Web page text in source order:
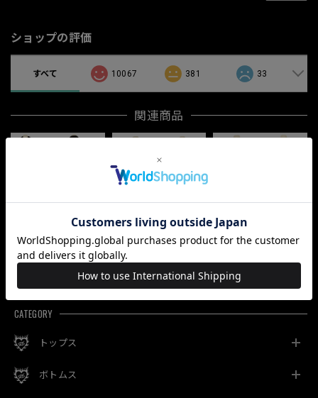
ショップの評価
すべて 10067 381 33
関連商品
最近チェックした商品
CATEGORY
トップス
ボトムス